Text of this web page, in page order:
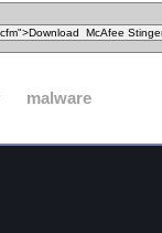
malware